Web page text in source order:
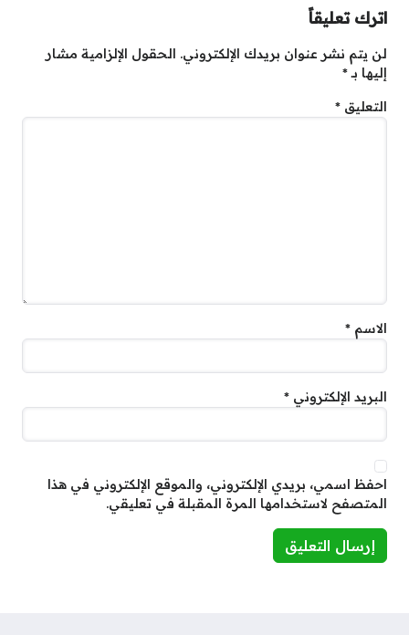
اترك تعليقاً
لن يتم نشر عنوان بريدك الإلكتروني. الحقول الإلزامية مشار
إليها بـ*
التعليق *
الاسم *
البريد الإلكتروني *
احفظ اسمي، بريدي الإلكتروني، والموقع الإلكتروني في هذا
المتصفح لاستخدامها المرة المقبلة في تعليقي.